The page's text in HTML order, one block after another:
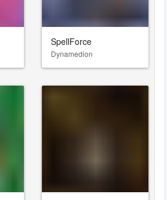
SpellForce
Dynamedion